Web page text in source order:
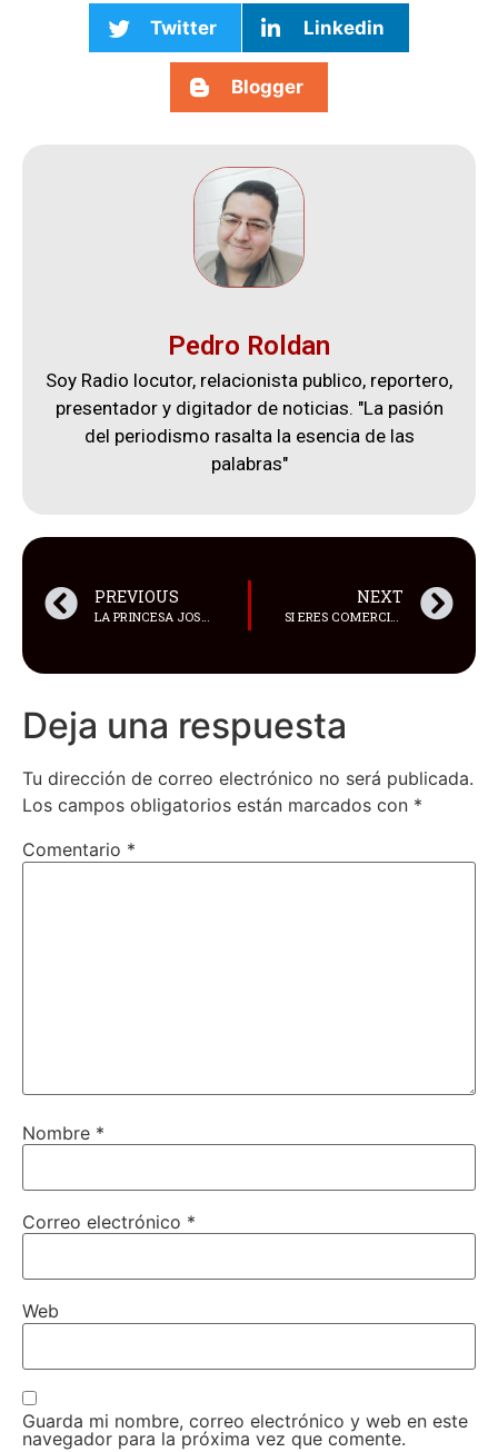
Twitter Linkedin
Blogger
Pedro Roldan
Soy Radio locutor, relacionista publico, reportero,
presentador y digitador de noticias. "La pasión
del periodismo rasalta la esencia de las
palabras"
PREVIOUS
LA PRINCESA JOSEFA ITURBIDE DE MÉXICO, NACIO EN IRAPUATO, GUANAJUATO
NEXT
SI ERES COMERCIANTE Y NO ENTREGAS COMPROBANTES DE VENTA PUEDES RECIBIR UNA MULTA
Deja una respuesta
Tu dirección de correo electrónico no será publicada.
Los campos obligatorios están marcados con *
Comentario *
Nombre *
Correo electrónico *
Web
Guarda mi nombre, correo electrónico y web en este
navegador para la próxima vez que comente.